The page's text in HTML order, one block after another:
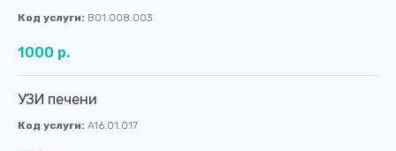
Код услуги: B01.008.003
1000 р.
УЗИ печени
Код услуги: A16.01.017